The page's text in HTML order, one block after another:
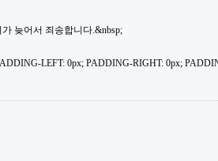
늦어서 죄송합니다.&nbsp;
LEFT: 0px; PADDING-RIGHT: 0px;